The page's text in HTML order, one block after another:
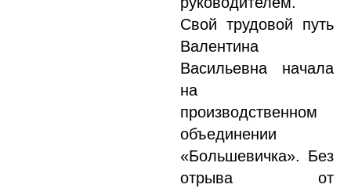
Свой трудовой путь
Валентина
Васильевна начала
на
производственном
объединении
«Большевичка». Без
отрыва от